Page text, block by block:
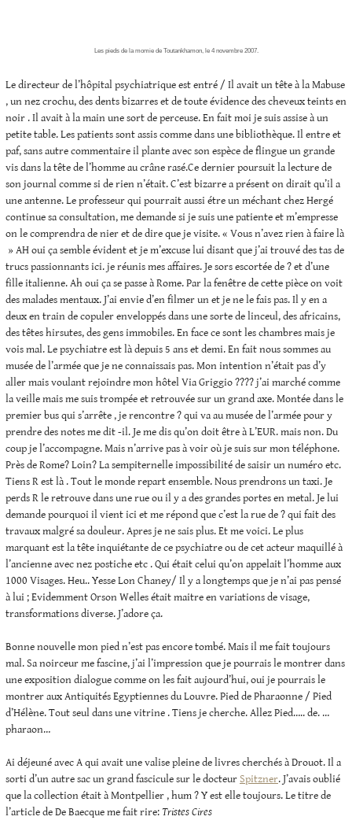
Les pieds de la momie de Toutankhamon, le 4 novembre 2007.
Le directeur de l’hôpital psychiatrique est entré / Il avait un tête à la Mabuse
, un nez crochu, des dents bizarres et de toute évidence des cheveux teints en
noir . Il avait à la main une sort de perceuse. En fait moi je suis assise à un
petite table. Les patients sont assis comme dans une bibliothèque. Il entre et
paf, sans autre commentaire il plante avec son espèce de flingue un grande
vis dans la tête de l’homme au crâne rasé.Ce dernier poursuit la lecture de
son journal comme si de rien n’était. C’est bizarre a présent on dirait qu’il a
une antenne. Le professeur qui pourrait aussi étre un méchant chez Hergé
continue sa consultation, me demande si je suis une patiente et m’empresse
on le comprendra de nier et de dire que je visite. « Vous n’avez rien à faire là
» AH oui ça semble évident et je m’excuse lui disant que j’ai trouvé des tas de
trucs passionnants ici. je réunis mes affaires. Je sors escortée de ? et d’une
fille italienne. Ah oui ça se passe à Rome. Par la fenêtre de cette pièce on voit
des malades mentaux. J’ai envie d’en filmer un et je ne le fais pas. Il y en a
deux en train de copuler enveloppés dans une sorte de linceul, des africains,
des têtes hirsutes, des gens immobiles. En face ce sont les chambres mais je
vois mal. Le psychiatre est là depuis 5 ans et demi. En fait nous sommes au
musée de l’armée que je ne connaissais pas. Mon intention n’était pas d’y
aller mais voulant rejoindre mon hôtel Via Griggio ???? j’ai marché comme
la veille mais me suis trompée et retrouvée sur un grand axe. Montée dans le
premier bus qui s’arrête , je rencontre ? qui va au musée de l’armée pour y
prendre des notes me dit -il. Je me dis qu’on doit être à L’EUR. mais non. Du
coup je l’accompagne. Mais n’arrive pas à voir où je suis sur mon téléphone.
Près de Rome? Loin? La sempiternelle impossibilité de saisir un numéro etc.
Tiens R est là . Tout le monde repart ensemble. Nous prendrons un taxi. Je
perds R le retrouve dans une rue ou il y a des grandes portes en metal. Je lui
demande pourquoi il vient ici et me répond que c’est la rue de ? qui fait des
travaux malgré sa douleur. Apres je ne sais plus. Et me voici. Le plus
marquant est la tête inquiétante de ce psychiatre ou de cet acteur maquillé à
l’ancienne avec nez postiche etc . Qui était celui qu’on appelait l’homme aux
1000 Visages. Heu.. Yesse Lon Chaney/ Il y a longtemps que je n’ai pas pensé
à lui ; Evidemment Orson Welles était maitre en variations de visage,
transformations diverse. J’adore ça.
Bonne nouvelle mon pied n’est pas encore tombé. Mais il me fait toujours
mal. Sa noirceur me fascine, j’ai l’impression que je pourrais le montrer dans
une exposition dialogue comme on les fait aujourd’hui, oui je pourrais le
montrer aux Antiquités Egyptiennes du Louvre. Pied de Pharaonne / Pied
d’Hélène. Tout seul dans une vitrine . Tiens je cherche. Allez Pied….. de. …
pharaon…
Ai déjeuné avec A qui avait une valise pleine de livres cherchés à Drouot. Il a
sorti d’un autre sac un grand fascicule sur le docteurSpitzner. J’avais oublié
que la collection était à Montpellier , hum ? Y est elle toujours. Le titre de
l’article de De Baecque me fait rire:Tristes Cires